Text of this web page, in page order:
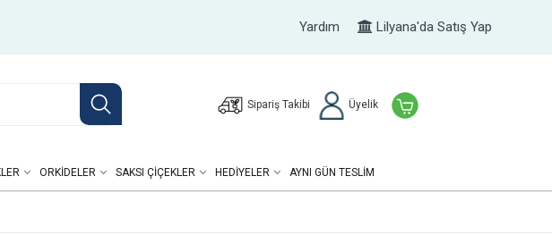
Yardım Lilyana'da Satış Yap
Sipariş Takibi Üyelik
ORKIDELER SAKSI ÇIÇEKLER HEDIYELER AYNI GÜN TESLİM